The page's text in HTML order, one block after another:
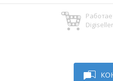
Digiseller